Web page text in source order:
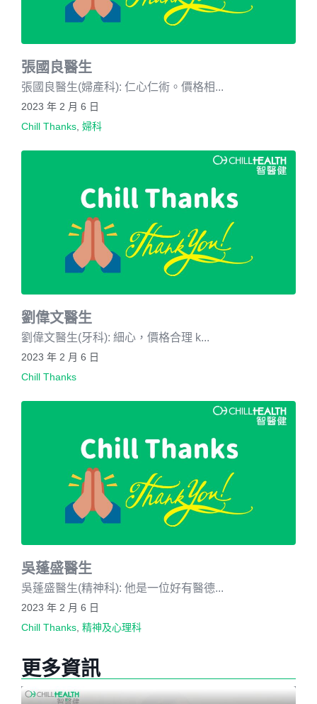
張國良醫生
張國良醫生(婦產科): 仁心仁術。價格相...
2023 年 2 月 6 日
Chill Thanks 婦科
劉偉文醫生
劉偉文醫生(牙科): 細心，價格合理 k...
2023 年 2 月 6 日
Chill Thanks
吳蓬盛醫生
吳蓬盛醫生(精神科): 他是一位好有醫德...
2023 年 2 月 6 日
Chill Thanks 精神及心理科
更多資訊